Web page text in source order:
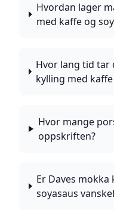
Hvordan lager
med kaffe og
Hvor lang tid tar
kylling med
Hvor mange
oppskriften?
Er Daves
soyasaus